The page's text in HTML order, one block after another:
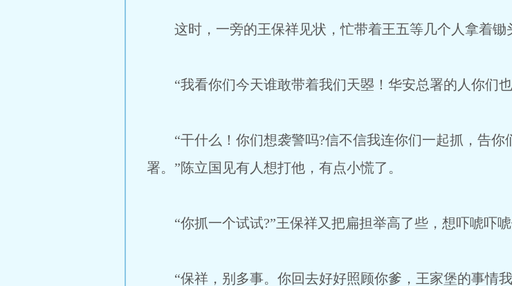
这时，一旁的王保祥见状，忙带着王五等几个人拿着锄
“我看你们今天谁敢带着我们天曌！华安总署的人你们也
“干什么！你们想袭警吗?信不信我连你们一起抓，告你
署。”陈立国见有人想打他，有点小慌了。
“你抓一个试试?”王保祥又把扁担举高了些，想吓唬吓唬
“保祥，别多事。你回去好好照顾你爹，王家堡的事情